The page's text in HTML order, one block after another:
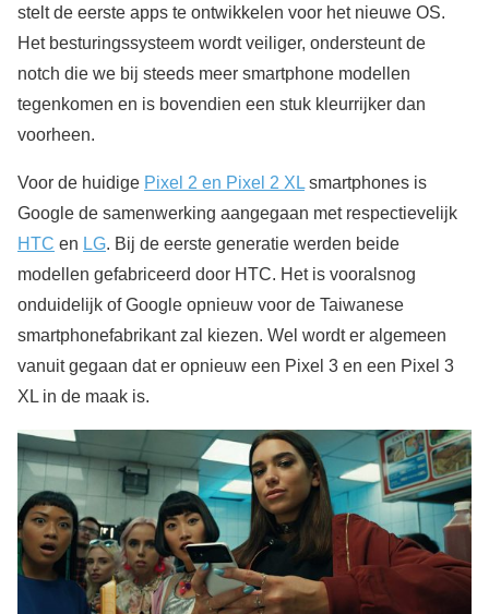
stelt de eerste apps te ontwikkelen voor het nieuwe OS.
Het besturingssysteem wordt veiliger, ondersteunt de
notch die we bij steeds meer smartphone modellen
tegenkomen en is bovendien een stuk kleurrijker dan
voorheen.
Voor de huidige Pixel 2 en Pixel 2 XL smartphones is
Google de samenwerking aangegaan met respectievelijk
HTC en LG. Bij de eerste generatie werden beide
modellen gefabriceerd door HTC. Het is vooralsnog
onduidelijk of Google opnieuw voor de Taiwanese
smartphonefabrikant zal kiezen. Wel wordt er algemeen
vanuit gegaan dat er opnieuw een Pixel 3 en een Pixel 3
XL in de maak is.